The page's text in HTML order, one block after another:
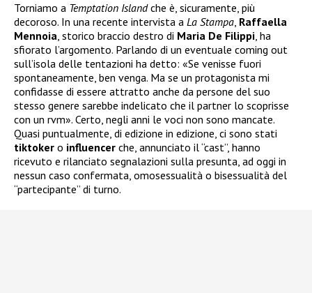
Torniamo a Temptation Islandche è, sicuramente, più
decoroso. In una recente intervista a La Stampa, Raffaella
Mennoia, storico braccio destro di Maria De Filippi, ha
sfiorato l’argomento. Parlando di un eventuale coming out
sull’isola delle tentazioni ha detto: «Se venisse fuori
spontaneamente, ben venga. Ma se un protagonista mi
confidasse di essere attratto anche da persone del suo
stesso genere sarebbe indelicato che il partner lo scoprisse
con un rvm». Certo, negli anni le voci non sono mancate.
Quasi puntualmente, di edizione in edizione, ci sono stati
tiktoker o influencer che, annunciato il “cast”, hanno
ricevuto e rilanciato segnalazioni sulla presunta, ad oggi in
nessun caso confermata, omosessualità o bisessualità del
“partecipante” di turno.